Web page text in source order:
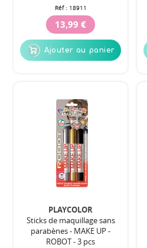
Réf : 18911
13,99 €
Ajouter au panier
PLAYCOLOR
Sticks de maquillage sans
parabènes - MAKE UP -
ROBOT - 3 pcs